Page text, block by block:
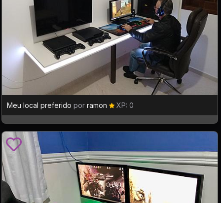
Meu local preferido por ramon XP: 0